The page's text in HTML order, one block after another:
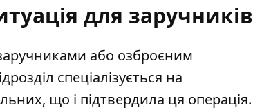
для заручників
або озброєним
спеціалізується на
що і підтвердила ця операція.